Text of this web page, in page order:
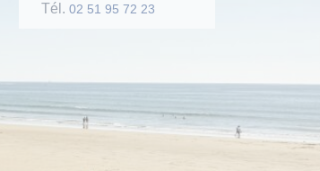
Tél. 02 51 95 72 23